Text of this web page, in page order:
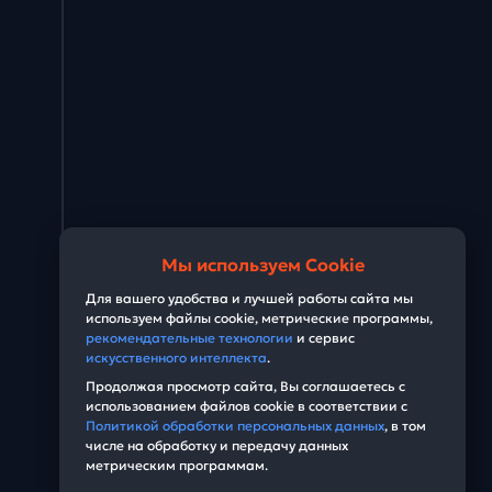
Мы используем Cookie
Для вашего удобства и лучшей работы сайта мы
используем файлы cookie, метрические программы,
рекомендательные технологии и сервис
искусственного интеллекта.
Продолжая просмотр сайта, Вы соглашаетесь с
использованием файлов cookie в соответствии с
Политикой обработки персональных данных, в том
числе на обработку и передачу данных
метрическим программам.